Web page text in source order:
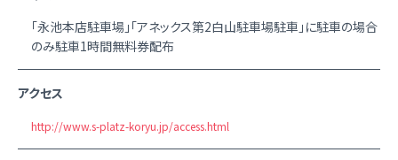
「永池本店駐車場」「アネックス第2白山駐車場駐車」に駐車の場合
のみ駐車1時間無料券配布
アクセス
http://www.s-platz-koryu.jp/access.html